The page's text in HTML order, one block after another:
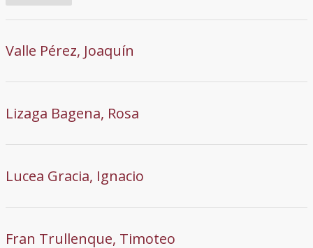
Valle Pérez, Joaquín
Lizaga Bagena, Rosa
Lucea Gracia, Ignacio
Fran Trullenque, Timoteo